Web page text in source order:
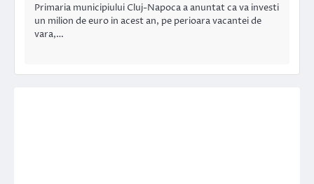
Primaria municipiului Cluj-Napoca a anuntat ca va investi
un milion de euro in acest an, pe perioara vacantei de
vara,…